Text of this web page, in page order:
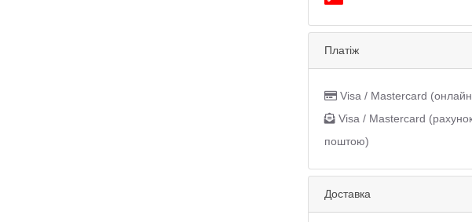
Платіж
Visa / Mastercard
Visa / Mastercard
поштою)
Доставка